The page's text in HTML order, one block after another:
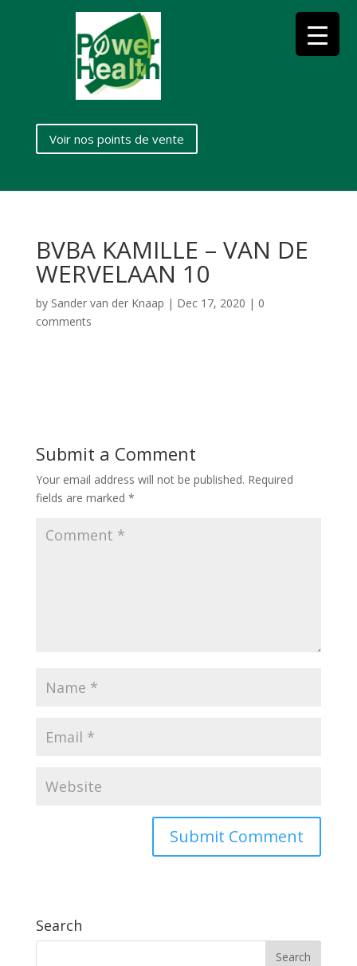
Voir nos points de vente
BVBA KAMILLE – VAN DE
WERVELAAN 10
by Sander van der Knaap | Dec 17, 2020 | 0
comments
Submit a Comment
Your email address will not be published. Required
fields are marked *
Search